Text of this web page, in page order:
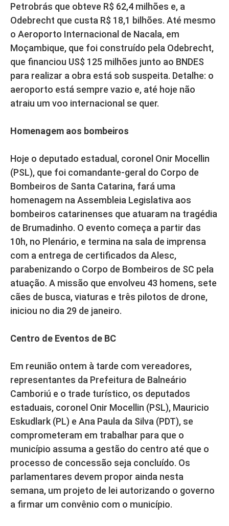
Petrobrás que obteve R$ 62,4 milhões e, a
Odebrecht que custa R$ 18,1 bilhões. Até mesmo
o Aeroporto Internacional de Nacala, em
Moçambique, que foi construído pela Odebrecht,
que financiou US$ 125 milhões junto ao BNDES
para realizar a obra está sob suspeita. Detalhe: o
aeroporto está sempre vazio e, até hoje não
atraiu um voo internacional se quer.
Homenagem aos bombeiros
Hoje o deputado estadual, coronel Onir Mocellin
(PSL), que foi comandante-geral do Corpo de
Bombeiros de Santa Catarina, fará uma
homenagem na Assembleia Legislativa aos
bombeiros catarinenses que atuaram na tragédia
de Brumadinho. O evento começa a partir das
10h, no Plenário, e termina na sala de imprensa
com a entrega de certificados da Alesc,
parabenizando o Corpo de Bombeiros de SC pela
atuação. A missão que envolveu 43 homens, sete
cães de busca, viaturas e três pilotos de drone,
iniciou no dia 29 de janeiro.
Centro de Eventos de BC
Em reunião ontem à tarde com vereadores,
representantes da Prefeitura de Balneário
Camboriú e o trade turístico, os deputados
estaduais, coronel Onir Mocellin (PSL), Mauricio
Eskudlark (PL) e Ana Paula da Silva (PDT), se
comprometeram em trabalhar para que o
município assuma a gestão do centro até que o
processo de concessão seja concluído. Os
parlamentares devem propor ainda nesta
semana, um projeto de lei autorizando o governo
a firmar um convênio com o município.